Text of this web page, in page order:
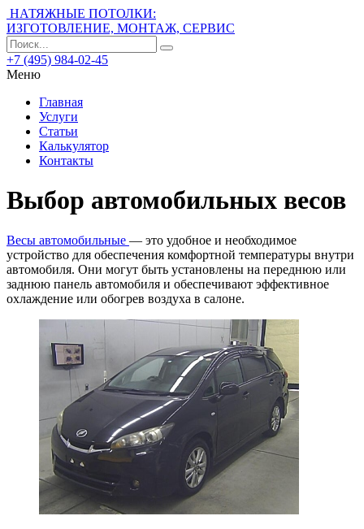
НАТЯЖНЫЕ ПОТОЛКИ:
ИЗГОТОВЛЕНИЕ, МОНТАЖ, СЕРВИС
+7 (495) 984-02-45
Меню
Главная
Услуги
Статьи
Калькулятор
Контакты
Выбор автомобильных весов
Весы автомобильные — это удобное и необходимое
устройство для обеспечения комфортной температуры внутри
автомобиля. Они могут быть установлены на переднюю или
заднюю панель автомобиля и обеспечивают эффективное
охлаждение или обогрев воздуха в салоне.